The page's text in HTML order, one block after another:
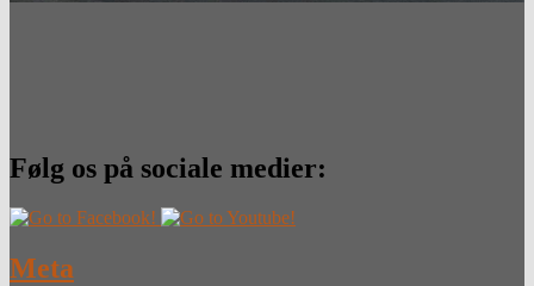
Følg os på sociale medier:
Meta